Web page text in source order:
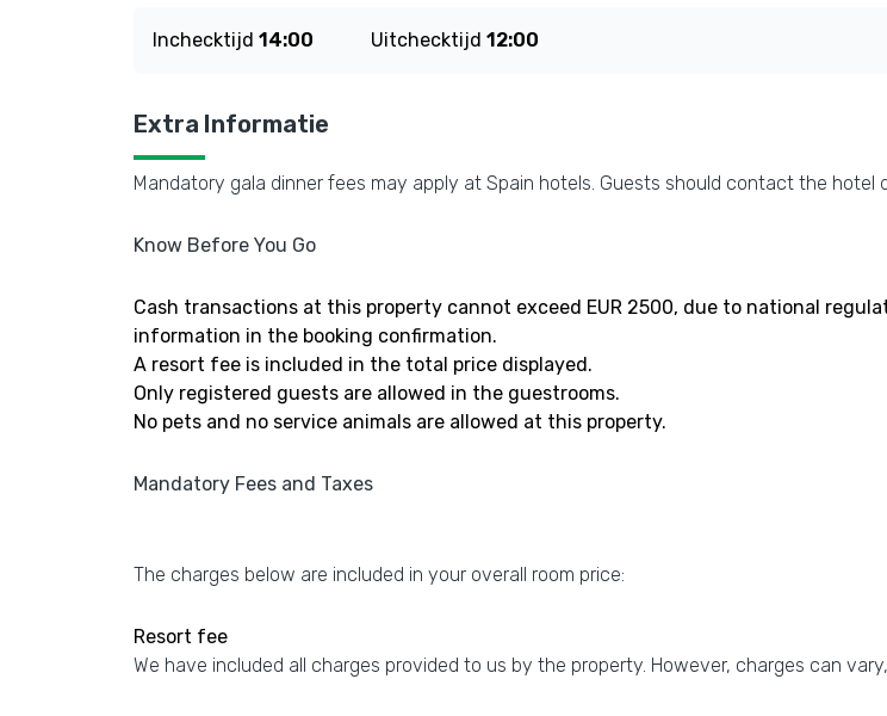
Inchecktijd 14:00 Uitchecktijd 12:00
Extra Informatie
Mandatory gala dinner fees may apply at Spain hotels. Guests should contact the hotel
Know Before You Go
Cash transactions at this property cannot exceed EUR 2500, due to national
information in the booking confirmation.
A resort fee is included in the total price displayed.
Only registered guests are allowed in the guestrooms.
No pets and no service animals are allowed at this property.
Mandatory Fees and Taxes
The charges below are included in your overall room price:
Resort fee
We have included all charges provided to us by the property. However, charges can